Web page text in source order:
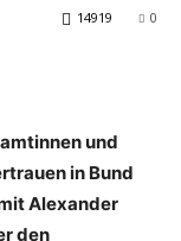
0
14919
und
in Bund
Alexander
den